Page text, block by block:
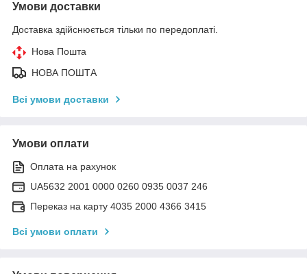
Умови доставки
Доставка здійснюється тільки по передоплаті.
Нова Пошта
НОВА ПОШТА
Всі умови доставки
Умови оплати
Оплата на рахунок
UA5632 2001 0000 0260 0935 0037 246
Переказ на карту 4035 2000 4366 3415
Всі умови оплати